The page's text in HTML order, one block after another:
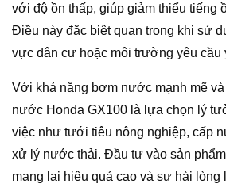
với độ ồn thấp, giúp giảm thiểu tiếng
Điều này đặc biệt quan trọng khi sử
vực dân cư hoặc môi trường yêu cầu
Với khả năng bơm nước mạnh mẽ
nước Honda GX100 là lựa chọn lý
việc như tưới tiêu nông nghiệp, cấp
xử lý nước thải. Đầu tư vào sản
mang lại hiệu quả cao và sự hài